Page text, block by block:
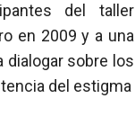
del taller
en 2009 y a una
dialogar sobre los
del estigma